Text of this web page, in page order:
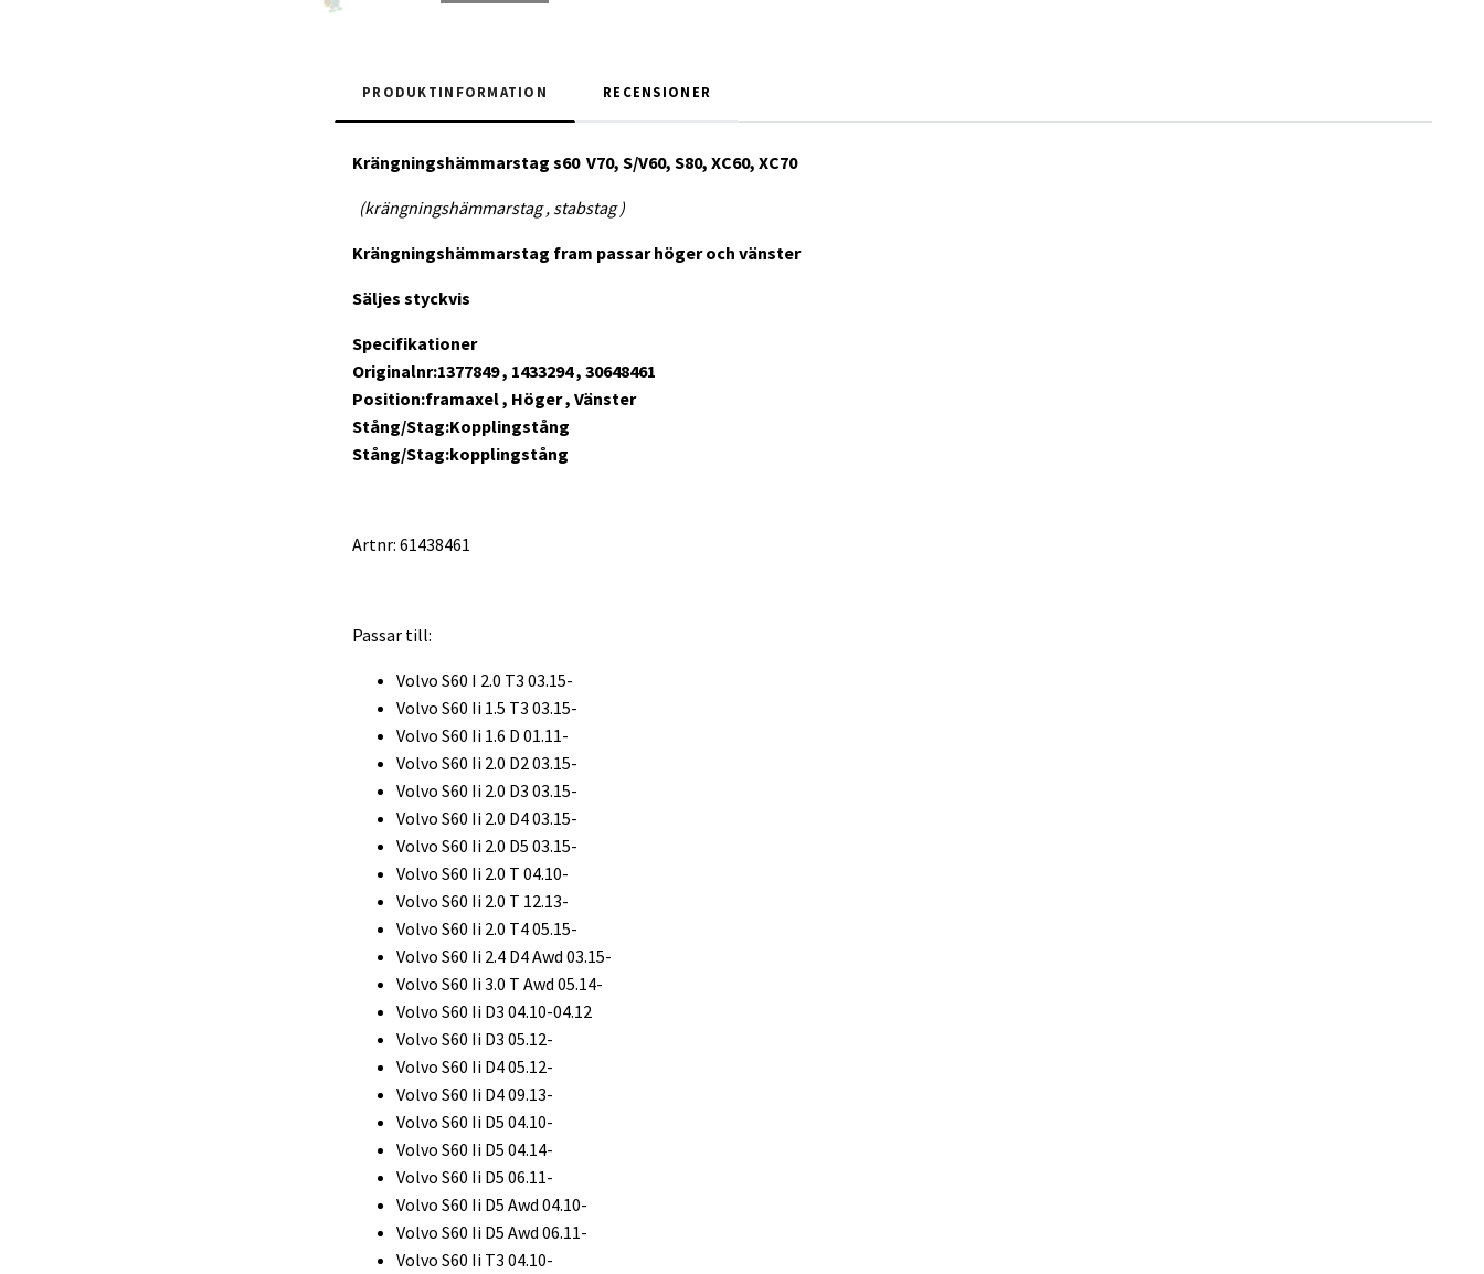
PRODUKTINFORMATION RECENSIONER
Krängningshämmarstag s60 V70, S/V60, S80, XC60, XC70
(krängningshämmarstag , stabstag )
Krängningshämmarstag fram passar höger och vänster
Säljes styckvis
Specifikationer
Originalnr:1377849 , 1433294 , 30648461
Position:framaxel , Höger , Vänster
Stång/Stag:Kopplingstång
Stång/Stag:kopplingstång
Artnr: 61438461
Passar till:
Volvo S60 I 2.0 T3 03.15-
Volvo S60 Ii 1.5 T3 03.15-
Volvo S60 Ii 1.6 D 01.11-
Volvo S60 Ii 2.0 D2 03.15-
Volvo S60 Ii 2.0 D3 03.15-
Volvo S60 Ii 2.0 D4 03.15-
Volvo S60 Ii 2.0 D5 03.15-
Volvo S60 Ii 2.0 T 04.10-
Volvo S60 Ii 2.0 T 12.13-
Volvo S60 Ii 2.0 T4 05.15-
Volvo S60 Ii 2.4 D4 Awd 03.15-
Volvo S60 Ii 3.0 T Awd 05.14-
Volvo S60 Ii D3 04.10-04.12
Volvo S60 Ii D3 05.12-
Volvo S60 Ii D4 05.12-
Volvo S60 Ii D4 09.13-
Volvo S60 Ii D5 04.10-
Volvo S60 Ii D5 04.14-
Volvo S60 Ii D5 06.11-
Volvo S60 Ii D5 Awd 04.10-
Volvo S60 Ii D5 Awd 06.11-
Volvo S60 Ii T3 04.10-